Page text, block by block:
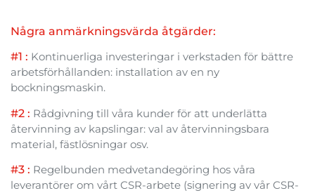
Några anmärkningsvärda åtgärder:
#1 : Kontinuerliga investeringar i verkstaden för bättre
arbetsförhållanden: installation av en ny
bockningsmaskin.
#2 : Rådgivning till våra kunder för att underlätta
återvinning av kapslingar: val av återvinningsbara
material, fästlösningar osv.
#3 : Regelbunden medvetandegöring hos våra
leverantörer om vårt CSR-arbete (signering av vår CSR-